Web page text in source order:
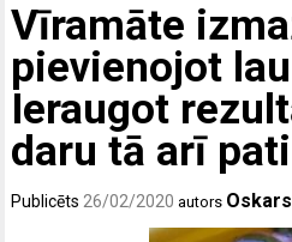
Vīramāte
pievienojot
Ieraugot
daru tā arī pati
Publicēts 26/02/2020 autors